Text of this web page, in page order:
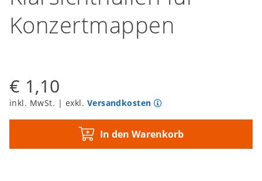
Konzertmappen
€ 1,10
inkl. MwSt. | exkl. Versandkosten
In den Warenkorb